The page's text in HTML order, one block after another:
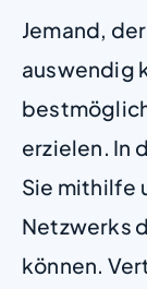
Jemand,
auswendig
erzielen. In
Sie mithilfe
Netzwerks
können.